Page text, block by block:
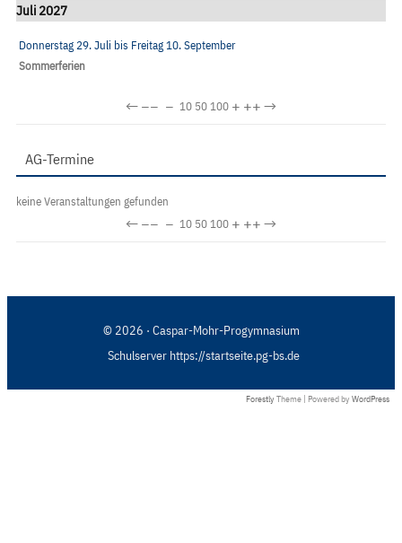
Juli 2027
Donnerstag 29. Juli bis Freitag 10. September
Sommerferien
←−− − 10 50100 + ++→
AG-Termine
keine Veranstaltungen gefunden
←−− − 10 50100 + ++→
© 2026 · Caspar-Mohr-Progymnasium
Schulserver https://startseite.pg-bs.de
Forestly Theme | Powered by WordPress